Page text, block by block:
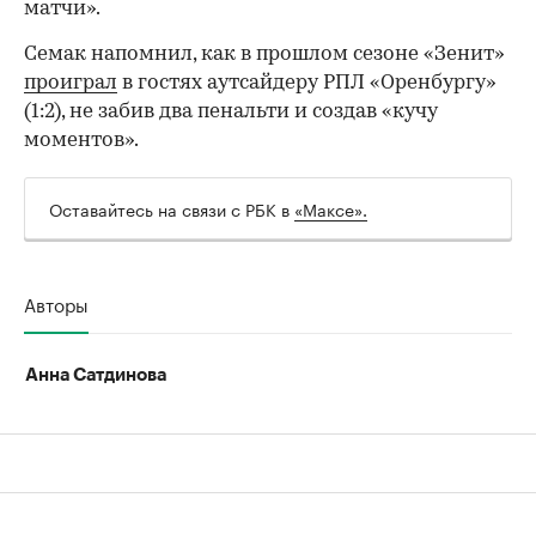
матчи».
Семак напомнил, как в прошлом сезоне «Зенит»
проиграл в гостях аутсайдеру РПЛ «Оренбургу»
(1:2), не забив два пенальти и создав «кучу
моментов».
Оставайтесь на связи с РБК в «Максе».
Авторы
Анна Сатдинова